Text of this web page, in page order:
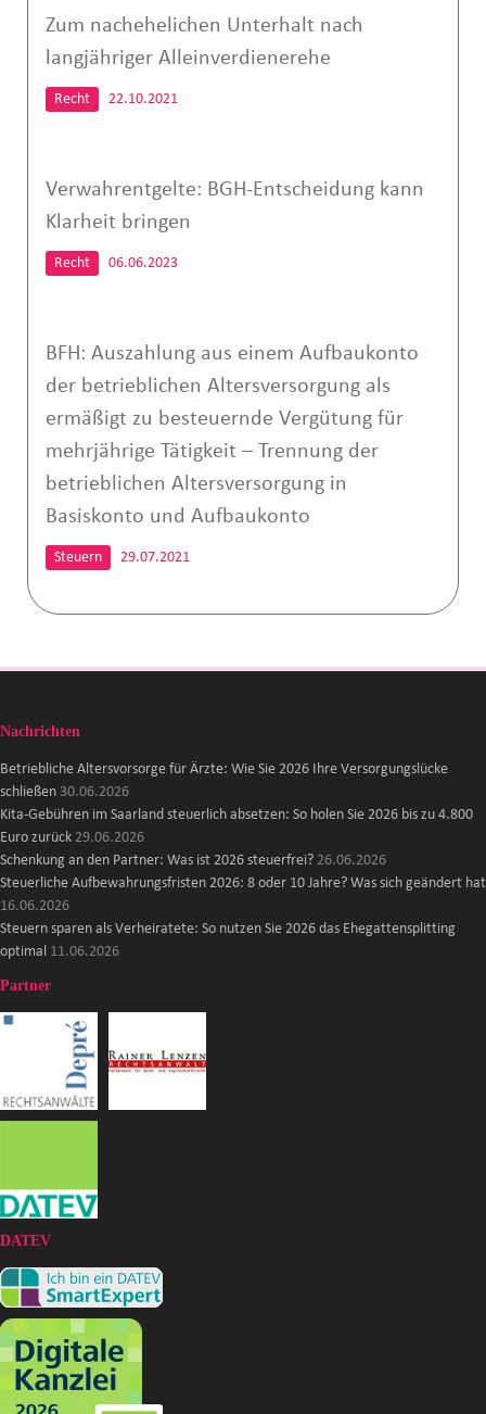
Zum nachehelichen Unterhalt nach
langjähriger Alleinverdienerehe
Recht 22.10.2021
Verwahrentgelte: BGH-Entscheidung kann
Klarheit bringen
Recht 06.06.2023
BFH: Auszahlung aus einem Aufbaukonto
der betrieblichen Altersversorgung als
ermäßigt zu besteuernde Vergütung für
mehrjährige Tätigkeit – Trennung der
betrieblichen Altersversorgung in
Basiskonto und Aufbaukonto
Steuern 29.07.2021
Nachrichten
Betriebliche Altersvorsorge für Ärzte: Wie Sie 2026 Ihre Versorgungslücke
schließen 30.06.2026
Kita-Gebühren im Saarland steuerlich absetzen: So holen Sie 2026 bis zu 4.800
Euro zurück 29.06.2026
Schenkung an den Partner: Was ist 2026 steuerfrei? 26.06.2026
Steuerliche Aufbewahrungsfristen 2026: 8 oder 10 Jahre? Was sich geändert hat
16.06.2026
Steuern sparen als Verheiratete: So nutzen Sie 2026 das Ehegattensplitting
optimal 11.06.2026
Partner
DATEV